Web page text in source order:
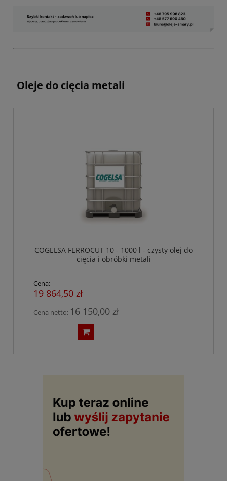
Oleje do cięcia metali
COGELSA FERROCUT 10 - 1000 l - czysty olej do
cięcia i obróbki metali
Cena:
19 864,50 zł
Cena netto: 16 150,00 zł